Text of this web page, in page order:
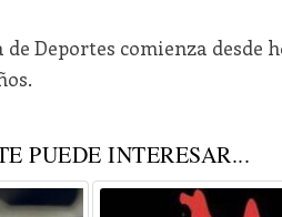
de Deportes comienza
PUEDE INTERESAR...